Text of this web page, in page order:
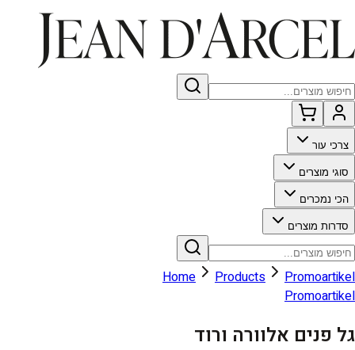
צרכי עור
סוגי מוצרים
הכי נמכרים
סדרות מוצרים
Home Products
Promoartikel
Promoartikel
גל פנים אלוורה ורוד